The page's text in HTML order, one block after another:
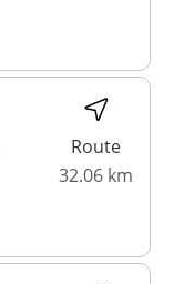
Route
32.06 km